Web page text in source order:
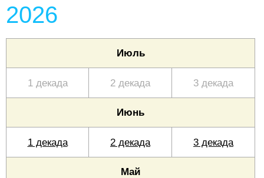
2026
Июль
1 декада 2 декада 3 декада
Июнь
1 декада 2 декада 3 декада
Май